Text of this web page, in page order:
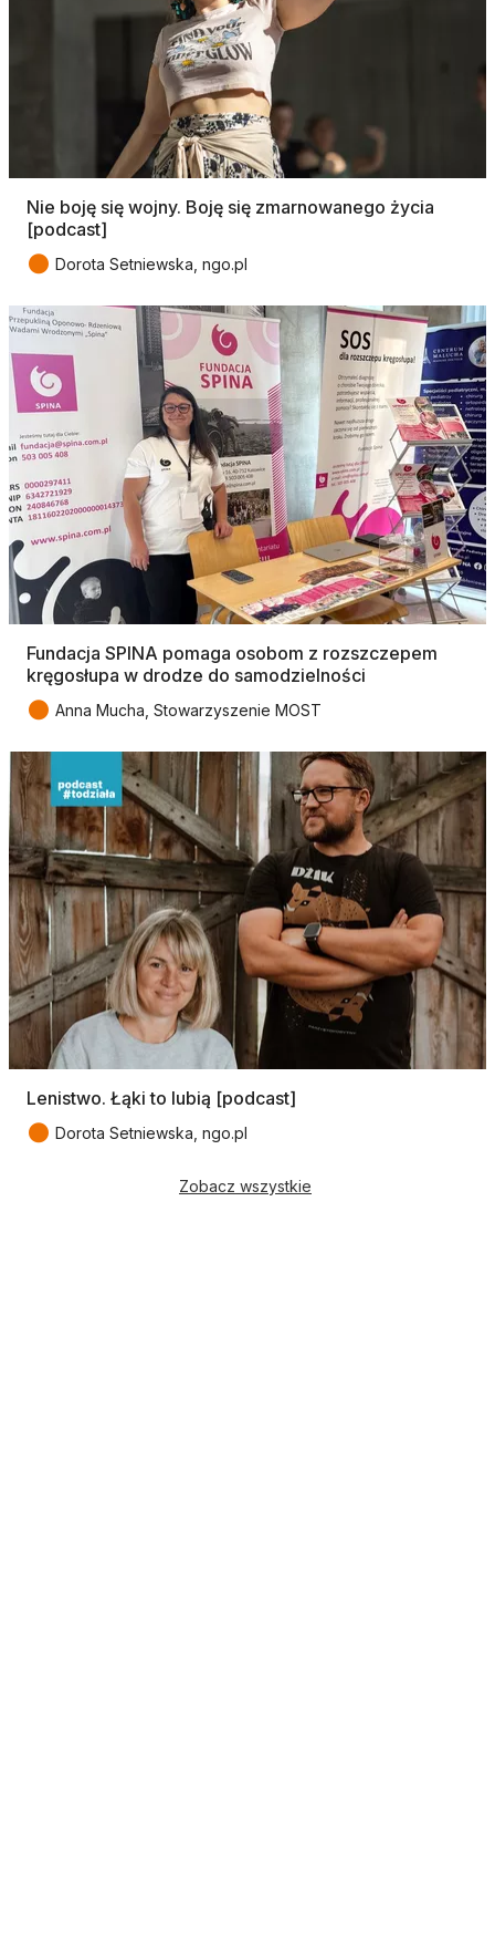
Nie boję się wojny. Boję się zmarnowanego życia
[podcast]
● Dorota Setniewska, ngo.pl
Fundacja SPINA pomaga osobom z rozszczepem
kręgosłupa w drodze do samodzielności
● Anna Mucha, Stowarzyszenie MOST
Lenistwo. Łąki to lubią [podcast]
● Dorota Setniewska, ngo.pl
Zobacz wszystkie